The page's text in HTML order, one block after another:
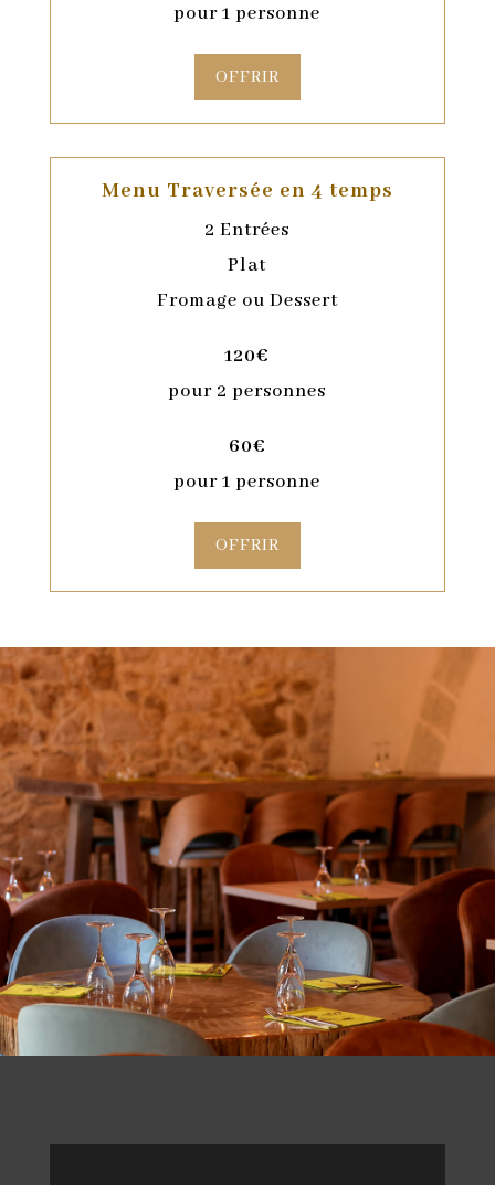
pour 1 personne
OFFRIR
Menu Traversée en 4 temps
2 Entrées
Plat
Fromage ou Dessert
120€
pour 2 personnes
60€
pour 1 personne
OFFRIR